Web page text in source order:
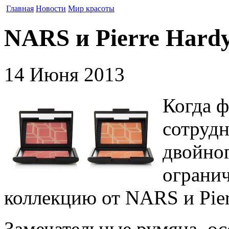
Главная Новости Мир красоты
NARS и Pierre
14 Июня 2013
Когда
коллекцию от NARS и